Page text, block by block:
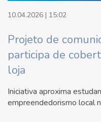
10.04.2026 | 15:02
Projeto de
participa de
loja
Iniciativa aproxima
empreendedorismo local